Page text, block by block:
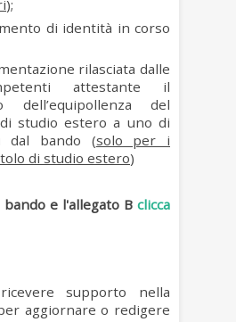
);
di identità in corso
rilasciata dalle
attestante il
dell’equipollenza del
studio estero a uno di
dal bando (solo per i
di studio estero)
e l'allegato B clicca
supporto nella
aggiornare o redigere